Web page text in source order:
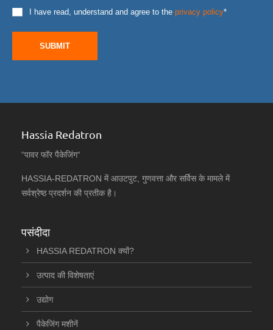
I have read, understand and agree to the privacy policy*
SUBMIT
Hassia Redatron
“पावर फॉर पैकेजिंग“
HASSIA-REDATRON में आउटपुट, गुणवत्ता और सर्विस के मामले में
सर्वश्रेष्ठ प्रदर्शन की प्रतीक है।
पसंदीदा
HASSIA REDATRON क्यों?
उत्पाद की विशेषताएं
उद्योग
पैकेजिंग मशीनें